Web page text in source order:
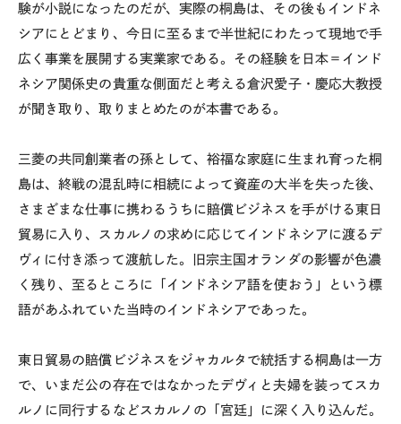
験が小説になったのだが、実際の桐島は、その後もインドネ
シアにとどまり、今日に至るまで半世紀にわたって現地で手
広く事業を展開する実業家である。その経験を日本＝インド
ネシア関係史の貴重な側面だと考える倉沢愛子・慶応大教授
が聞き取り、取りまとめたのが本書である。
三菱の共同創業者の孫として、裕福な家庭に生まれ育った桐
島は、終戦の混乱時に相続によって資産の大半を失った後、
さまざまな仕事に携わるうちに賠償ビジネスを手がける東日
貿易に入り、スカルノの求めに応じてインドネシアに渡るデ
ヴィに付き添って渡航した。旧宗主国オランダの影響が色濃
く残り、至るところに「インドネシア語を使おう」という標
語があふれていた当時のインドネシアであった。
東日貿易の賠償ビジネスをジャカルタで統括する桐島は一方
で、いまだ公の存在ではなかったデヴィと夫婦を装ってスカ
ルノに同行するなどスカルノの「宮廷」に深く入り込んだ。